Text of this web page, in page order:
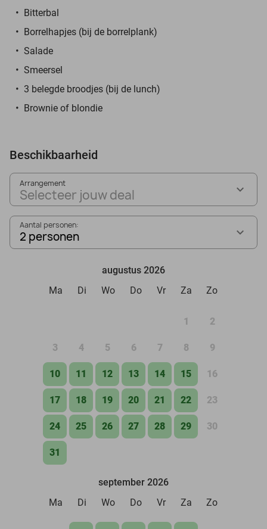
Bitterbal
Borrelhapjes (bij de borrelplank)
Salade
Smeersel
3 belegde broodjes (bij de lunch)
Brownie of blondie
Beschikbaarheid
Arrangement
Selecteer jouw deal
Aantal personen:
2 personen
augustus 2026
Ma
Di Wo Do Vr Za Zo
1 2
3 4 5 6 7 8 9
10 11 12 13 14 15 16
17 18 19 20 21 22 23
24 25 26 27 28 29 30
31
september 2026
Ma
Di Wo Do Vr Za Zo